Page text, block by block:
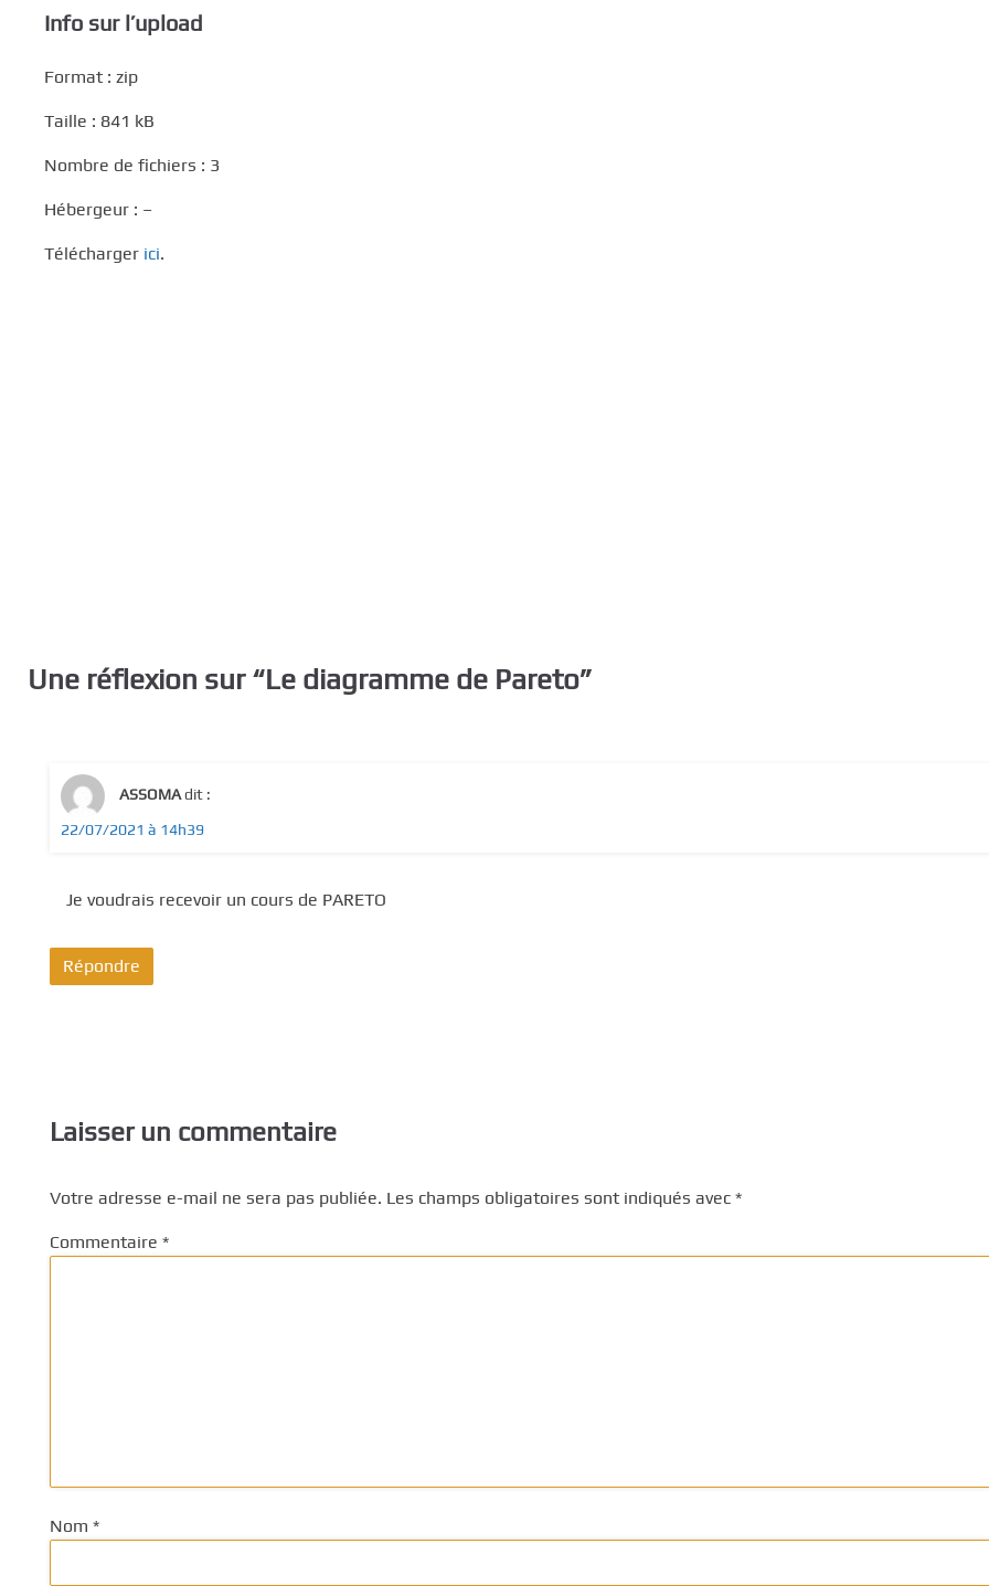
Info sur l’upload
Format : zip
Taille : 841 kB
Nombre de fichiers : 3
Hébergeur : –
Télécharger ici.
Une réflexion sur “Le diagramme de Pareto”
ASSOMAdit :
22/07/2021 à 14h39
Je voudrais recevoir un cours de PARETO
Répondre
Laisser un commentaire
Votre adresse e-mail ne sera pas publiée. Les champs obligatoires sont indiqués avec *
Commentaire *
Nom *